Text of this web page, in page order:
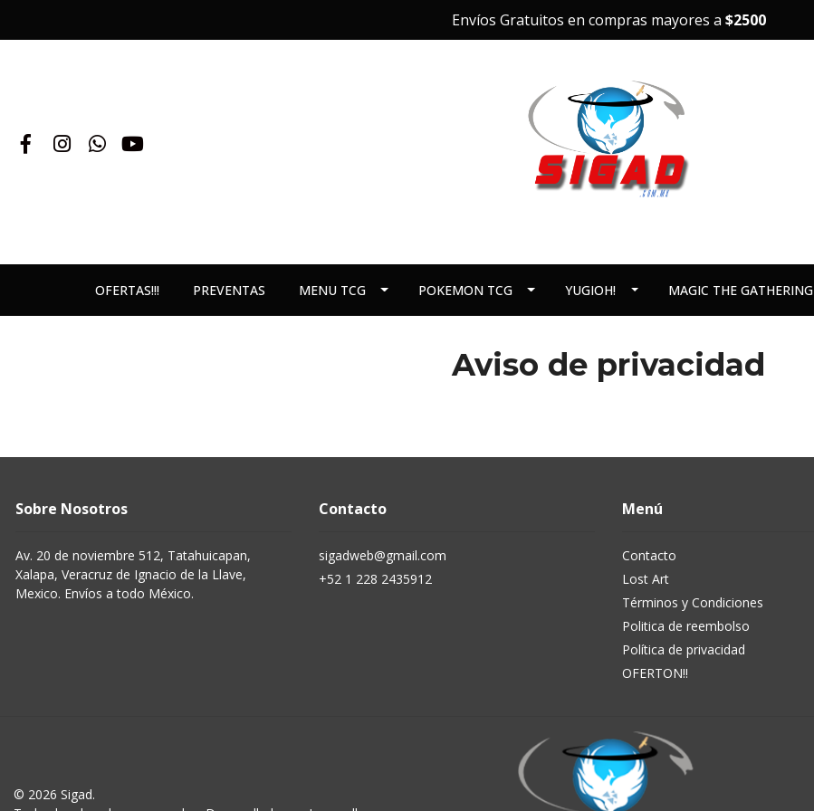
Envíos Gratuitos en compras mayores a $2500
OFERTAS!!! PREVENTAS MENU TCG POKEMON TCG YUGIOH! MAGIC THE GATHERING
Aviso de privacidad
Sobre Nosotros
Av. 20 de noviembre 512, Tatahuicapan,
Xalapa, Veracruz de Ignacio de la Llave,
Mexico. Envíos a todo México.
Contacto
sigadweb@gmail.com
+52 1 228 2435912
Menú
Contacto
Lost Art
Términos y Condiciones
Politica de reembolso
Política de privacidad
OFERTON!!
© 2026 Sigad.